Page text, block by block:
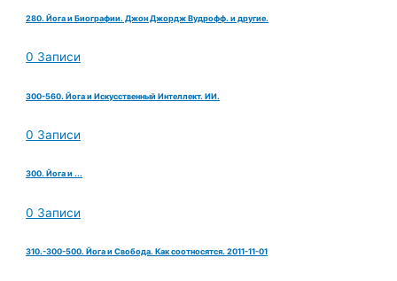
280. Йога и Биографии. Джон Джордж Вудрофф. и другие.
0 Записи
300-560. Йога и Искусственный Интеллект. ИИ.
0 Записи
300. Йога и ...
0 Записи
310.-300-500. Йога и Свобода. Как соотносятся. 2011-11-01